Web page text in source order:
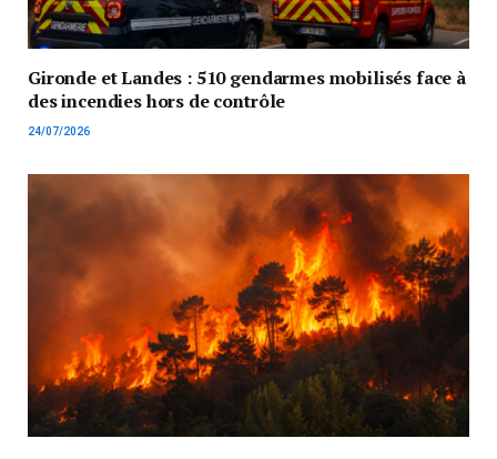
Gironde et Landes : 510 gendarmes mobilisés face à
des incendies hors de contrôle
24/07/2026